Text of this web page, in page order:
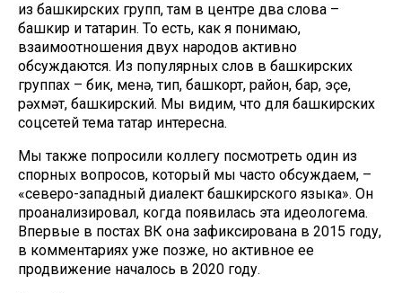
из башкирских групп, там в центре два слова –
башкир и татарин. То есть, как я понимаю,
взаимоотношения двух народов активно
обсуждаются. Из популярных слов в башкирских
группах – бик, менә, тип, башкорт, район, бар, эҫе,
рәхмәт, башкирский. Мы видим, что для башкирских
соцсетей тема татар интересна.
Мы также попросили коллегу посмотреть один из
спорных вопросов, который мы часто обсуждаем, –
«северо-западный диалект башкирского языка». Он
проанализировал, когда появилась эта идеологема.
Впервые в постах ВК она зафиксирована в 2015 году,
в комментариях уже позже, но активное ее
продвижение началось в 2020 году.